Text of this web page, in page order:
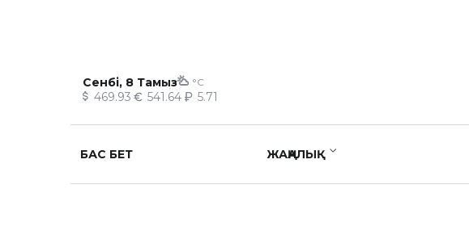
Сенбі, 8 Тамыз °C
469.93 541.64 5.71
БАС БЕТ ЖАҢАЛЫҚ